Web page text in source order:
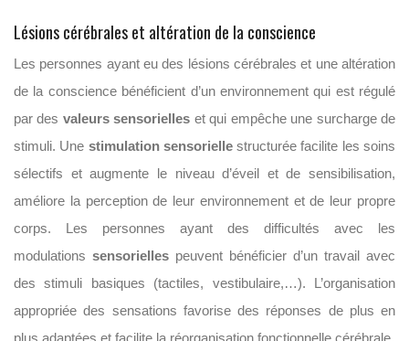
Lésions cérébrales et altération de la conscience
Les personnes ayant eu des lésions cérébrales et une altération
de la conscience bénéficient d’un environnement qui est régulé
par des valeurs sensorielles et qui empêche une surcharge de
stimuli. Une stimulation sensoriellestructurée facilite les soins
sélectifs et augmente le niveau d’éveil et de sensibilisation,
améliore la perception de leur environnement et de leur propre
corps. Les personnes ayant des difficultés avec les
modulations sensorielles peuvent bénéficier d’un travail avec
des stimuli basiques (tactiles, vestibulaire,…). L’organisation
appropriée des sensations favorise des réponses de plus en
plus adaptées et facilite la réorganisation fonctionnelle cérébrale.